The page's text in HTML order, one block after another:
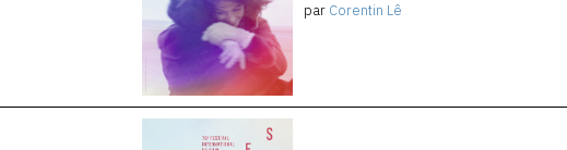
par Corentin Lê